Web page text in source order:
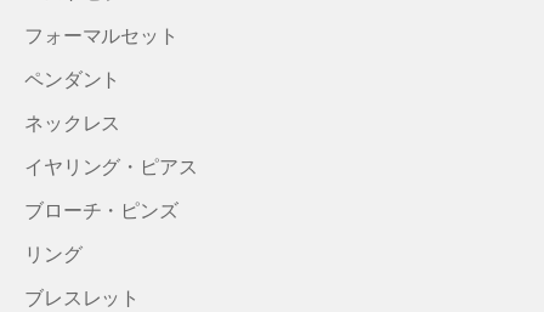
フォーマルセット
ペンダント
ネックレス
イヤリング・ピアス
ブローチ・ピンズ
リング
ブレスレット